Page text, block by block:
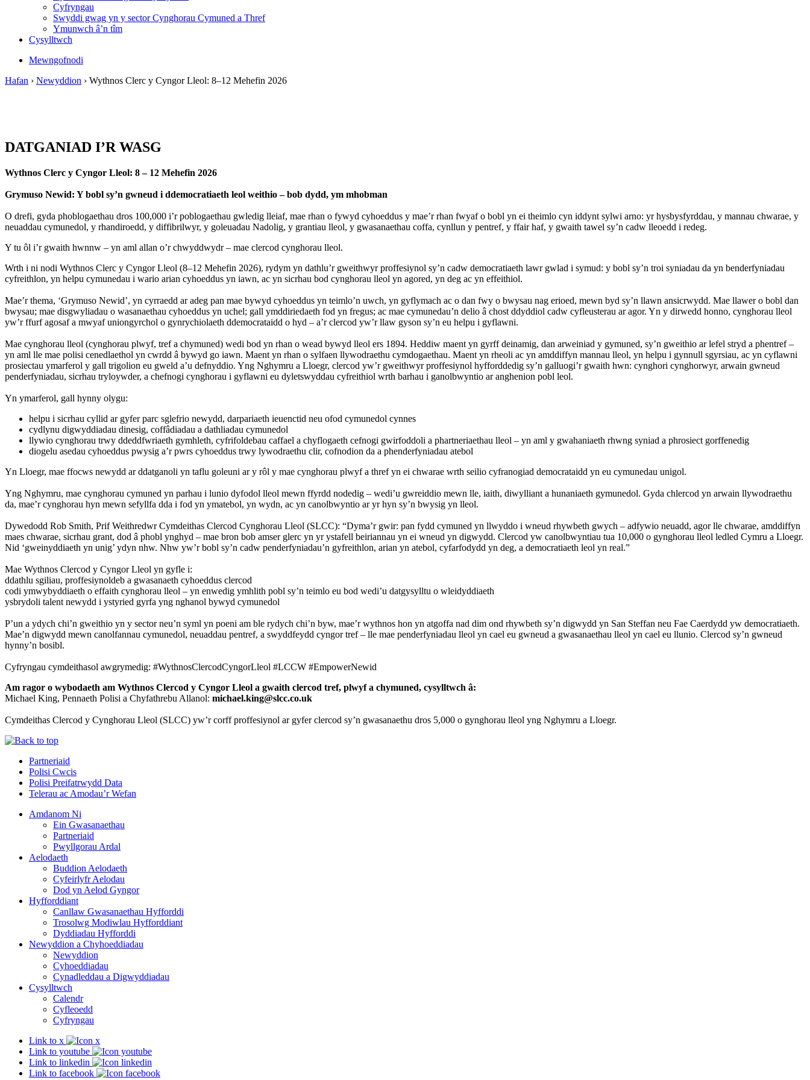
Cyfryngau
Swyddi gwag yn y sector Cynghorau Cymuned a Thref
Ymunwch â’n tîm
Cysylltwch
Mewngofnodi
Hafan › Newyddion › Wythnos Clerc y Cyngor Lleol: 8–12 Mehefin 2026
DATGANIAD I’R WASG
Wythnos Clerc y Cyngor Lleol: 8 – 12 Mehefin 2026
Grymuso Newid: Y bobl sy’n gwneud i ddemocratiaeth leol weithio – bob dydd, ym mhobman
O drefi, gyda phoblogaethau dros 100,000 i’r poblogaethau gwledig lleiaf, mae rhan o fywyd cyhoeddus y mae’r rhan fwyaf o bobl yn ei theimlo cyn iddynt sylwi arno: yr hysbysfyrddau, y mannau chwarae, y
neuaddau cymunedol, y rhandiroedd, y diffibrilwyr, y goleuadau Nadolig, y grantiau lleol, y gwasanaethau coffa, cynllun y pentref, y ffair haf, y gwaith tawel sy’n cadw lleoedd i redeg.
Y tu ôl i’r gwaith hwnnw – yn aml allan o’r chwyddwydr – mae clercod cynghorau lleol.
Wrth i ni nodi Wythnos Clerc y Cyngor Lleol (8–12 Mehefin 2026), rydym yn dathlu’r gweithwyr proffesiynol sy’n cadw democratiaeth lawr gwlad i symud: y bobl sy’n troi syniadau da yn benderfyniadau
cyfreithlon, yn helpu cymunedau i wario arian cyhoeddus yn iawn, ac yn sicrhau bod cynghorau lleol yn agored, yn deg ac yn effeithiol.
Mae’r thema, ‘Grymuso Newid’, yn cyrraedd ar adeg pan mae bywyd cyhoeddus yn teimlo’n uwch, yn gyflymach ac o dan fwy o bwysau nag erioed, mewn byd sy’n llawn ansicrwydd. Mae llawer o bobl dan
bwysau; mae disgwyliadau o wasanaethau cyhoeddus yn uchel; gall ymddiriedaeth fod yn fregus; ac mae cymunedau’n delio â chost ddyddiol cadw cyfleusterau ar agor. Yn y dirwedd honno, cynghorau lleol
yw’r ffurf agosaf a mwyaf uniongyrchol o gynrychiolaeth ddemocrataidd o hyd – a’r clercod yw’r llaw gyson sy’n eu helpu i gyflawni.
Mae cynghorau lleol (cynghorau plwyf, tref a chymuned) wedi bod yn rhan o wead bywyd lleol ers 1894. Heddiw maent yn gyrff deinamig, dan arweiniad y gymuned, sy’n gweithio ar lefel stryd a phentref –
yn aml lle mae polisi cenedlaethol yn cwrdd â bywyd go iawn. Maent yn rhan o sylfaen llywodraethu cymdogaethau. Maent yn rheoli ac yn amddiffyn mannau lleol, yn helpu i gynnull sgyrsiau, ac yn cyflawni
prosiectau ymarferol y gall trigolion eu gweld a’u defnyddio. Yng Nghymru a Lloegr, clercod yw’r gweithwyr proffesiynol hyfforddedig sy’n galluogi’r gwaith hwn: cynghori cynghorwyr, arwain gwneud
penderfyniadau, sicrhau tryloywder, a chefnogi cynghorau i gyflawni eu dyletswyddau cyfreithiol wrth barhau i ganolbwyntio ar anghenion pobl leol.
Yn ymarferol, gall hynny olygu:
helpu i sicrhau cyllid ar gyfer parc sglefrio newydd, darpariaeth ieuenctid neu ofod cymunedol cynnes
cydlynu digwyddiadau dinesig, coffâdiadau a dathliadau cymunedol
llywio cynghorau trwy ddeddfwriaeth gymhleth, cyfrifoldebau caffael a chyflogaeth cefnogi gwirfoddoli a phartneriaethau lleol – yn aml y gwahaniaeth rhwng syniad a phrosiect gorffenedig
diogelu asedau cyhoeddus pwysig a’r pwrs cyhoeddus trwy lywodraethu clir, cofnodion da a phenderfyniadau atebol
Yn Lloegr, mae ffocws newydd ar ddatganoli yn taflu goleuni ar y rôl y mae cynghorau plwyf a thref yn ei chwarae wrth seilio cyfranogiad democrataidd yn eu cymunedau unigol.
Yng Nghymru, mae cynghorau cymuned yn parhau i lunio dyfodol lleol mewn ffyrdd nodedig – wedi’u gwreiddio mewn lle, iaith, diwylliant a hunaniaeth gymunedol. Gyda chlercod yn arwain llywodraethu
da, mae’r cynghorau hyn mewn sefyllfa dda i fod yn ymatebol, yn wydn, ac yn canolbwyntio ar yr hyn sy’n bwysig yn lleol.
Dywedodd Rob Smith, Prif Weithredwr Cymdeithas Clercod Cynghorau Lleol (SLCC): “Dyma’r gwir: pan fydd cymuned yn llwyddo i wneud rhywbeth gwych – adfywio neuadd, agor lle chwarae, amddiffyn
maes chwarae, sicrhau grant, dod â phobl ynghyd – mae bron bob amser glerc yn yr ystafell beiriannau yn ei wneud yn digwydd. Clercod yw canolbwyntiau tua 10,000 o gynghorau lleol ledled Cymru a Lloegr.
Nid ‘gweinyddiaeth yn unig’ ydyn nhw. Nhw yw’r bobl sy’n cadw penderfyniadau’n gyfreithlon, arian yn atebol, cyfarfodydd yn deg, a democratiaeth leol yn real.”
Mae Wythnos Clercod y Cyngor Lleol yn gyfle i:
ddathlu sgiliau, proffesiynoldeb a gwasanaeth cyhoeddus clercod
codi ymwybyddiaeth o effaith cynghorau lleol – yn enwedig ymhlith pobl sy’n teimlo eu bod wedi’u datgysylltu o wleidyddiaeth
ysbrydoli talent newydd i ystyried gyrfa yng nghanol bywyd cymunedol
P’un a ydych chi’n gweithio yn y sector neu’n syml yn poeni am ble rydych chi’n byw, mae’r wythnos hon yn atgoffa nad dim ond rhywbeth sy’n digwydd yn San Steffan neu Fae Caerdydd yw democratiaeth.
Mae’n digwydd mewn canolfannau cymunedol, neuaddau pentref, a swyddfeydd cyngor tref – lle mae penderfyniadau lleol yn cael eu gwneud a gwasanaethau lleol yn cael eu llunio. Clercod sy’n gwneud
hynny’n bosibl.
Cyfryngau cymdeithasol awgrymedig: #WythnosClercodCyngorLleol #LCCW #EmpowerNewid
Am ragor o wybodaeth am Wythnos Clercod y Cyngor Lleol a gwaith clercod tref, plwyf a chymuned, cysylltwch â:
Michael King, Pennaeth Polisi a Chyfathrebu Allanol: michael.king@slcc.co.uk
Cymdeithas Clercod y Cynghorau Lleol (SLCC) yw’r corff proffesiynol ar gyfer clercod sy’n gwasanaethu dros 5,000 o gynghorau lleol yng Nghymru a Lloegr.
Partneriaid
Polisi Cwcis
Polisi Preifatrwydd Data
Telerau ac Amodau’r Wefan
Amdanom Ni
Ein Gwasanaethau
Partneriaid
Pwyllgorau Ardal
Aelodaeth
Buddion Aelodaeth
Cyfeirlyfr Aelodau
Dod yn Aelod Gyngor
Hyfforddiant
Canllaw Gwasanaethau Hyfforddi
Trosolwg Modiwlau Hyfforddiant
Dyddiadau Hyfforddi
Newyddion a Chyhoeddiadau
Newyddion
Cyhoeddiadau
Cynadleddau a Digwyddiadau
Cysylltwch
Calendr
Cyfleoedd
Cyfryngau
Link to x
Link to youtube
Link to linkedin
Link to facebook